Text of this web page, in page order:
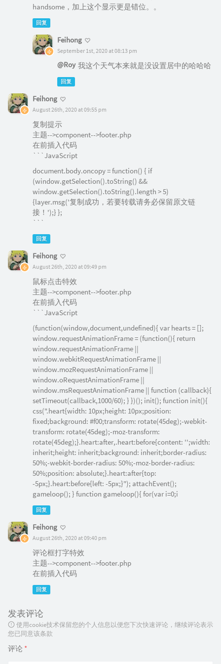
handsome，加上这个显示更是错位。。
回复
Feihong
September 1st, 2020 at 08:13 pm
@Roy 我这个天气本来就是没设置居中的哈哈哈
回复
Feihong
August 26th, 2020 at 09:55 pm
复制提示
主题-->component-->footer.php
在前插入代码
```JavaScript
document.body.oncopy = function() { if
(window.getSelection().toString() &&
window.getSelection().toString().length > 5)
{layer.msg('复制成功，若要转载请务必保留原文链
接！');} };
```
回复
Feihong
August 26th, 2020 at 09:49 pm
鼠标点击特效
主题-->component-->footer.php
在前插入代码
```JavaScript
(function(window,document,undefined){ var hearts = [];
window.requestAnimationFrame = (function(){ return
window.requestAnimationFrame ||
window.webkitRequestAnimationFrame ||
window.mozRequestAnimationFrame ||
window.oRequestAnimationFrame ||
window.msRequestAnimationFrame || function (callback){
setTimeout(callback,1000/60); } })(); init(); function init(){
css(".heart{width: 10px;height: 10px;position:
fixed;background: #f00;transform: rotate(45deg);-webkit-
transform: rotate(45deg);-moz-transform:
rotate(45deg);}.heart:after,.heart:before{content: '';width:
inherit;height: inherit;background: inherit;border-radius:
50%;-webkit-border-radius: 50%;-moz-border-radius:
50%;position: absolute;}.heart:after{top:
-5px;}.heart:before{left: -5px;}"); attachEvent();
gameloop(); } function gameloop(){ for(var i=0;i
回复
Feihong
August 26th, 2020 at 09:40 pm
评论框打字特效
主题-->component-->footer.php
在前插入代码
回复
发表评论
使用cookie技术保留您的个人信息以便您下次快速评论，继续评论表示
您已同意该条款
评论 *